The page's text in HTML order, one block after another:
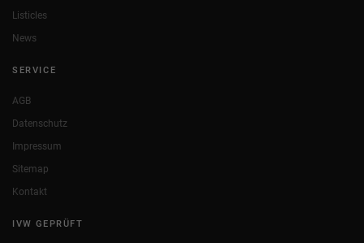
Listicles
News
SERVICE
AGB
Datenschutz
Impressum
Sitemap
Kontakt
IVW GEPRÜFT